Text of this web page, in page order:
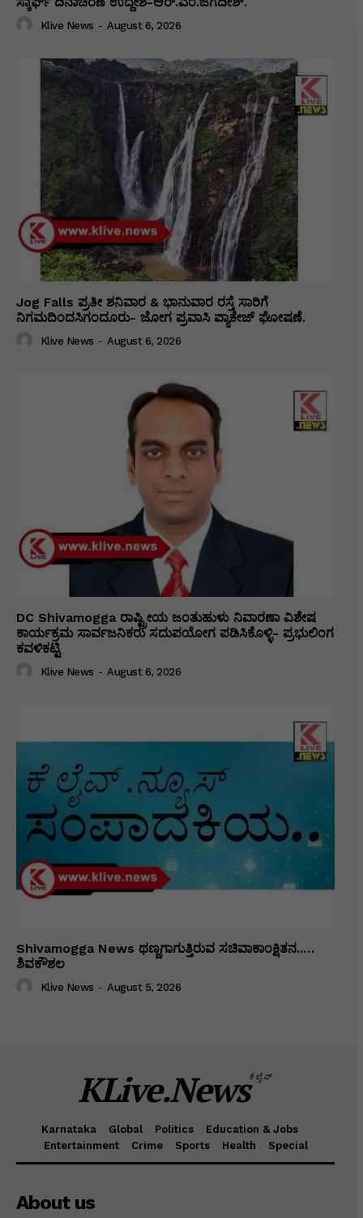
Klive News - August 6, 2026
Jog Falls ಪ್ರತೀ ಶನಿವಾರ & ಭಾನುವಾರ ರಸ್ತೆ ಸಾರಿಗೆ
ನಿಗಮದಿಂದಸಿಗಂದೂರು- ಜೋಗ ಪ್ರವಾಸಿ ಪ್ಯಾಕೇಜ್ ಘೋಷಣೆ.
Klive News - August 6, 2026
DC Shivamogga ರಾಷ್ಟ್ರೀಯ ಜಂತುಹುಳು ನಿವಾರಣಾ ವಿಶೇಷ
ಕಾರ್ಯಕ್ರಮ ಸಾರ್ವಜನಿಕರು ಸದುಪಯೋಗ ಪಡಿಸಿಕೊಳ್ಳಿ- ಪ್ರಭುಲಿಂಗ
ಕವಳಿಕಟ್ಟಿ
Klive News - August 6, 2026
Shivamogga News ಥಣ್ಣಗಾಗುತ್ತಿರುವ ಸಚಿವಾಕಾಂಕ್ಷಿತನ..…
ಶಿವಕೌಶಲ
Klive News - August 5, 2026
KLive.Newsಕೆಲೈವ್
Karnataka Global Politics
Education & Jobs
Entertainment
Crime Sports Health Special
About us